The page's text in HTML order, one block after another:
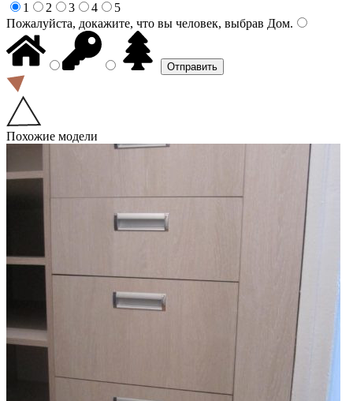
1
2 3 4
5
Пожалуйста, докажите, что вы человек, выбрав Дом.
Похожие модели